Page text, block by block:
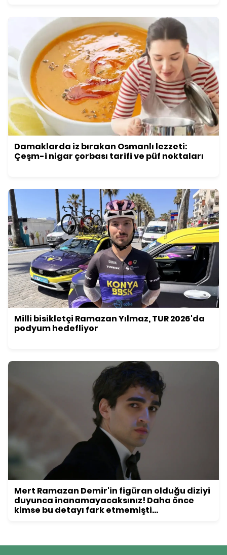
Damaklarda iz bırakan Osmanlı lezzeti:
Çeşm-i nigar çorbası tarifi ve püf noktaları
Milli bisikletçi Ramazan Yılmaz, TUR 2026'da
podyum hedefliyor
Mert Ramazan Demir'in figüran olduğu diziyi
duyunca inanamayacaksınız! Daha önce
kimse bu detayı fark etmemişti...